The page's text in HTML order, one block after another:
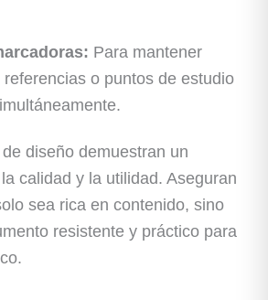
Para mantener
referencias o puntos de estudio
diseño demuestran un
calidad y la utilidad. Aseguran
sea rica en contenido, sino
resistente y práctico para